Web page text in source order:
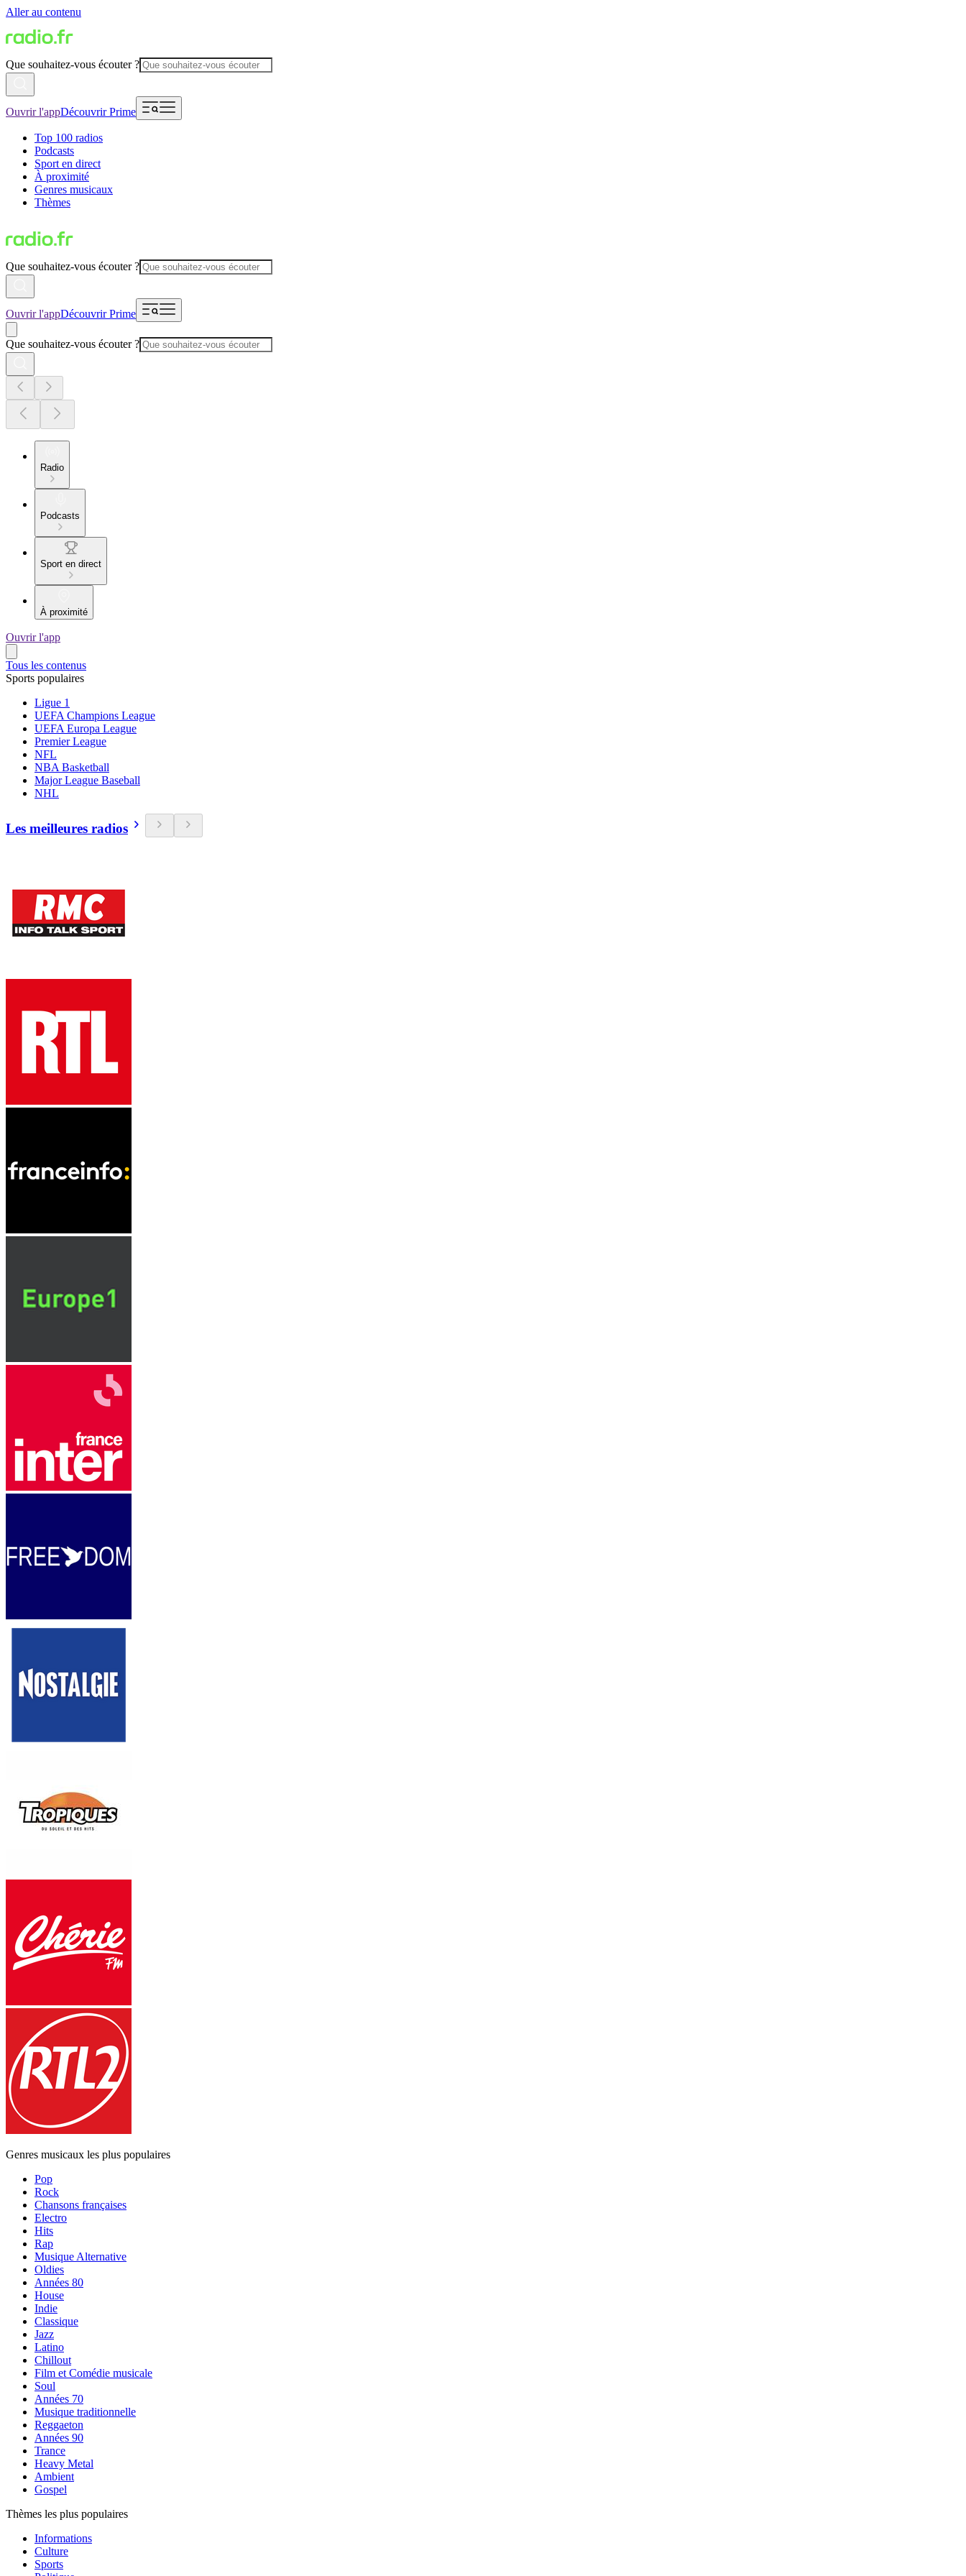
Aller au contenu
Que souhaitez-vous écouter ?
Ouvrir l'appDécouvrir Prime
Top 100 radios
Podcasts
Sport en direct
À proximité
Genres musicaux
Thèmes
Que souhaitez-vous écouter ?
Ouvrir l'appDécouvrir Prime
Que souhaitez-vous écouter ?
Radio
Podcasts
Sport en direct
À proximité
Ouvrir l'app
Tous les contenus
Sports populaires
Ligue 1
UEFA Champions League
UEFA Europa League
Premier League
NFL
NBA Basketball
Major League Baseball
NHL
Les meilleures radios
Genres musicaux les plus populaires
Pop
Rock
Chansons françaises
Electro
Hits
Rap
Musique Alternative
Oldies
Années 80
House
Indie
Classique
Jazz
Latino
Chillout
Film et Comédie musicale
Soul
Années 70
Musique traditionnelle
Reggaeton
Années 90
Trance
Heavy Metal
Ambient
Gospel
Thèmes les plus populaires
Informations
Culture
Sports